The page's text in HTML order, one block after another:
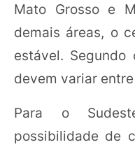
Mato Grosso e
demais áreas, o
estável. Segundo
devem variar entre
Para o
possibilidade de